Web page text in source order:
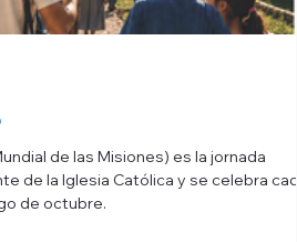
de las Misiones) es la jornada
de la Iglesia Católica y se celebra
de octubre.